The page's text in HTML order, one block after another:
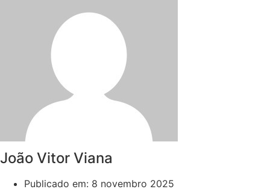
João Vitor Viana
Publicado em: 8 novembro 2025